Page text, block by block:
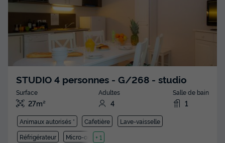
STUDIO 4 personnes - G/268 - studio
Surface
27m²
Adultes
4
Salle de bain
1
Animaux autorisés * Cafetière
Lave-vaisselle
Réfrigérateur
Micro-ondes
+ 1